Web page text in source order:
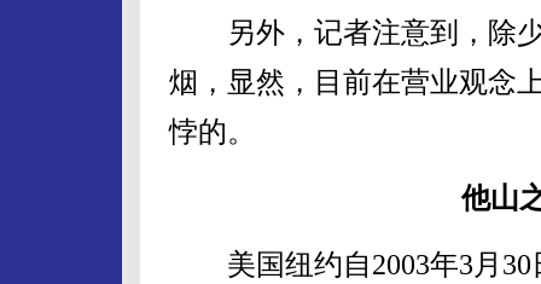
另外，记者注意到，除少
烟，显然，目前在营业观念
悖的。
他山
美国纽约自2003年3月30